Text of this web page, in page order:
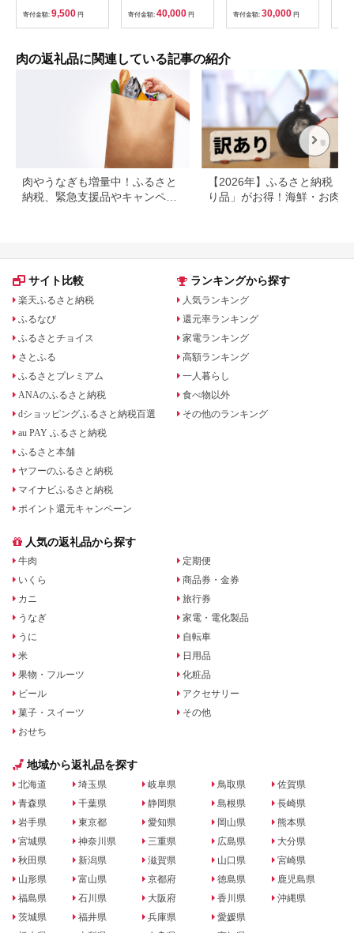
寄付金額: 9,500 円
お肉 ギフト お取り寄
せ プレゼント 今野畜
産 福島 bp002-aa
寄付金額: 40,000 円
り 冷凍 ふるさと 人気
焼肉 焼肉用 BBQ バ
ーベキュー SS38
寄付金額: 30,000 円
肉の返礼品に関連している記事の紹介
肉やうなぎも増量中！ふるさと
納税、緊急支援品やキャンペー
【2026年】ふるさと納税「
り品」がお得！海鮮・お肉・
サイト比較
楽天ふるさと納税
ふるなび
ふるさとチョイス
さとふる
ふるさとプレミアム
ANAのふるさと納税
dショッピングふるさと納税百選
au PAY ふるさと納税
ふるさと本舗
ヤフーのふるさと納税
マイナビふるさと納税
ポイント還元キャンペーン
ランキングから探す
人気ランキング
還元率ランキング
家電ランキング
高額ランキング
一人暮らし
食べ物以外
その他のランキング
人気の返礼品から探す
牛肉
いくら
カニ
うなぎ
うに
米
果物・フルーツ
ビール
菓子・スイーツ
おせち
定期便
商品券・金券
旅行券
家電・電化製品
自転車
日用品
化粧品
アクセサリー
その他
地域から返礼品を探す
北海道
青森県
岩手県
宮城県
秋田県
山形県
福島県
茨城県
埼玉県
千葉県
東京都
神奈川県
新潟県
富山県
石川県
福井県
岐阜県
静岡県
愛知県
三重県
滋賀県
京都府
大阪府
兵庫県
鳥取県
島根県
岡山県
広島県
山口県
徳島県
香川県
愛媛県
佐賀県
長崎県
熊本県
大分県
宮崎県
鹿児島県
沖縄県